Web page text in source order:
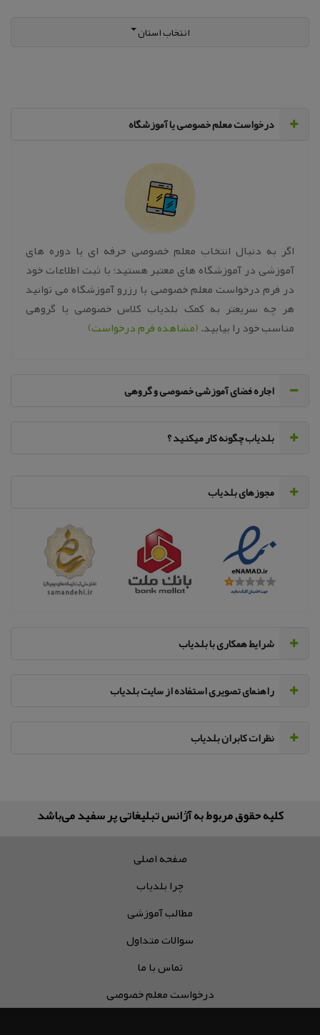
انتخاب استان
‌درخواست معلم خصوصی یا آموزشگاه
اگر به دنبال انتخاب معلم خصوصی حرفه ای یا دوره های
آموزشی در آموزشگاه های معتبر هستید؛ با ثبت اطلاعات خود
در فرم درخواست معلم خصوصی یا رزرو آموزشگاه می توانید
هر چه سریعتر به کمک بلدیاب کلاس خصوصی یا گروهی
مناسب خود را بیابید.(مشاهده فرم درخواست)
اجاره فضای آموزشی خصوصی و گروهی
‌بلدیاب چگونه کار میکنید ؟
مجوزهای بلدیاب
‌شرایط همکاری با بلدیاب
راهنمای تصویری استفاده از سایت بلدیاب
نظرات کابران بلدیاب
کلیه حقوق مربوط به آژانس تبلیغاتی پر سفید می‌باشد
صفحه اصلی
چرا بلدیاب
مطالب آموزشی
سوالات متداول
تماس با ما
درخواست معلم خصوصی